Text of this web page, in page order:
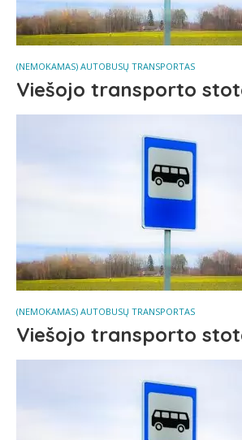
(NEMOKAMAS) AUTOBUSŲ TRANSPORTAS
Viešojo transporto
(NEMOKAMAS) AUTOBUSŲ TRANSPORTAS
Viešojo transporto